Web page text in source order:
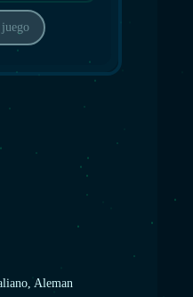
Aleman